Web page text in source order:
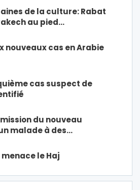
de la culture: Rabat
au pied…
nouveaux cas en Arabie
cas suspect de
du nouveau
malade à des…
le Haj